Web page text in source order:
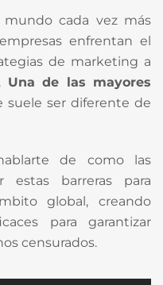
cada vez más
enfrentan el
de marketing a
Una de las mayores
suele ser diferente de
de como las
estas barreras para
global, creando
para garantizar
censurados.